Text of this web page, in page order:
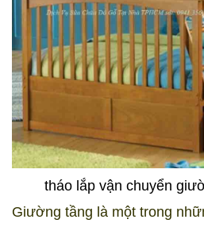
tháo lắp vận chuyển
Giường tầng là một trong